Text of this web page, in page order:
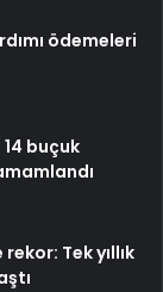
ödemeleri
buçuk
Tek yıllık